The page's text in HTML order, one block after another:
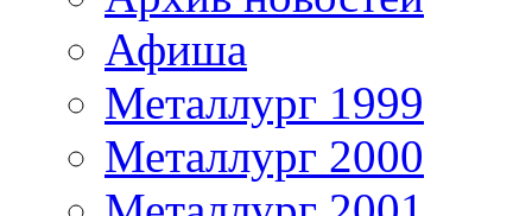
Афиша
Металлург 1999
Металлург 2000